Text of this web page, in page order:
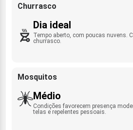
Churrasco
Dia ideal
Tempo aberto, com poucas nuvens.
churrasco.
Mosquitos
Médio
Condições favorecem presença
telas e repelentes pessoais.